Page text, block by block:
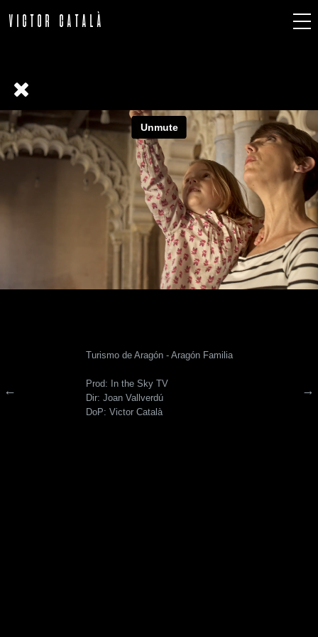
VICTOR CATALÀ
Turismo de Aragón - Aragón Familia
Prod: In the Sky TV
Dir: Joan Vallverdú
DoP: Victor Català
← →